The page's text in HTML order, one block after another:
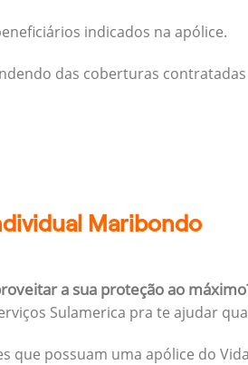
indicados na apólice.
das coberturas
Maribondo
a sua proteção ao
Sulamerica pra te ajudar
que possuam uma apólice do